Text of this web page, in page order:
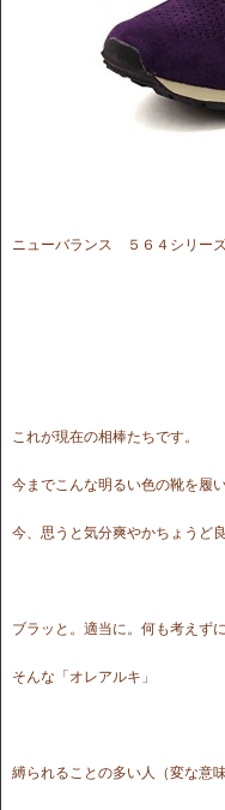
ニューバランス ５６４シリー
これが現在の相棒たちです。
今までこんな明るい色の靴を履
今、思うと気分爽やかちょうど
ブラッと。適当に。何も考えず
そんな「オレアルキ」
縛られることの多い人（変な意味